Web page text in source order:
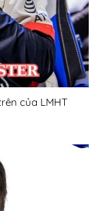
của LMHT